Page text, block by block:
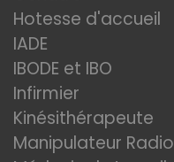
Hotesse d'accueil
IADE
IBODE et IBO
Infirmier
Kinésithérapeute
Manipulateur Radio